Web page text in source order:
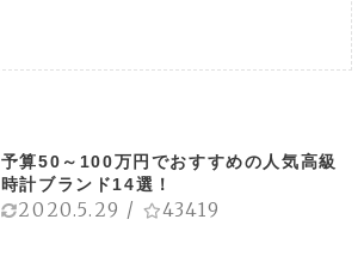
予算50～100万円でおすすめの人気高級
時計ブランド14選！
2020.5.29 / 43419